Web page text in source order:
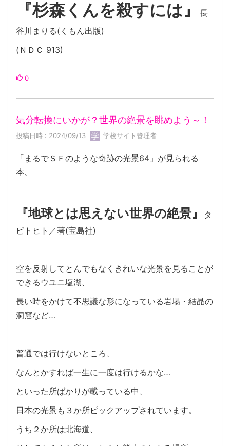
『杉森くんを殺すには』
長
谷川まりる(くもん出版)
(ＮＤＣ 913)
0
気分転換にいかが？世界の絶景を眺めよう～！
投稿日時 : 2024/09/13 学校サイト管理者
「まるでＳＦのような奇跡の光景64」が見られる
本、
『地球とは思えない世界の絶景』
タ
ビトヒト／著(宝島社)
空を反射してとんでもなくきれいな光景を見ることが
できるウユニ塩湖、
長い時をかけて不思議な形になっている岩場・結晶の
洞窟など…
普通では行けないところ、
なんとかすれば一生に一度は行けるかな…
といった所ばかりが載っている中、
日本の光景も３か所ピックアップされています。
うち２か所は北海道、